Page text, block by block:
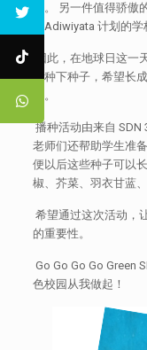
境。 另一件值得骄
朗Adiwiyata 计划的学
因此，在地球日这一
起种下种子，希望长
起。
播种活动由来自 SDN
老师们还帮助学生准
便以后这些种子可以
椒、芥菜、羽衣甘蓝
希望通过这次活动，
的重要性。
Go Go Go Go Green
色校园从我做起！